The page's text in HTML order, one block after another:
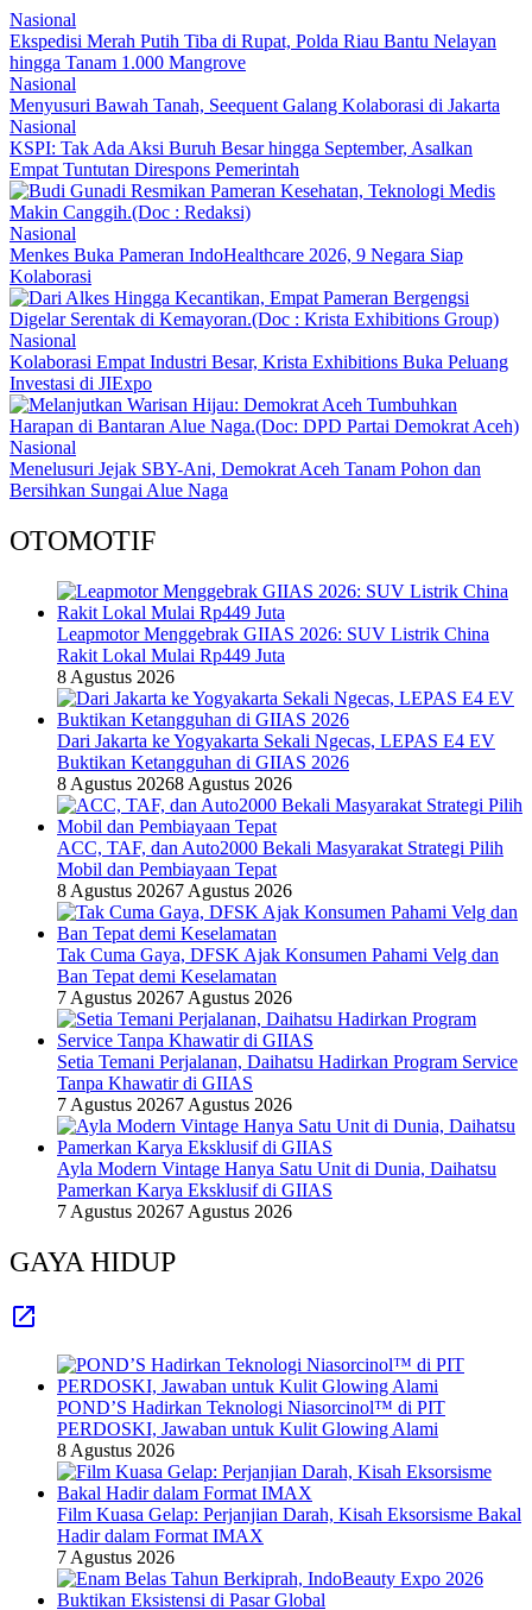
Nasional
Ekspedisi Merah Putih Tiba di Rupat, Polda Riau Bantu Nelayan
hingga Tanam 1.000 Mangrove
Nasional
Menyusuri Bawah Tanah, Seequent Galang Kolaborasi di Jakarta
Nasional
KSPI: Tak Ada Aksi Buruh Besar hingga September, Asalkan
Empat Tuntutan Direspons Pemerintah
Nasional
Menkes Buka Pameran IndoHealthcare 2026, 9 Negara Siap
Kolaborasi
Nasional
Kolaborasi Empat Industri Besar, Krista Exhibitions Buka Peluang
Investasi di JIExpo
Nasional
Menelusuri Jejak SBY-Ani, Demokrat Aceh Tanam Pohon dan
Bersihkan Sungai Alue Naga
OTOMOTIF
Leapmotor Menggebrak GIIAS 2026: SUV Listrik China
Rakit Lokal Mulai Rp449 Juta
8 Agustus 2026
Dari Jakarta ke Yogyakarta Sekali Ngecas, LEPAS E4 EV
Buktikan Ketangguhan di GIIAS 2026
8 Agustus 20268 Agustus 2026
ACC, TAF, dan Auto2000 Bekali Masyarakat Strategi Pilih
Mobil dan Pembiayaan Tepat
8 Agustus 20267 Agustus 2026
Tak Cuma Gaya, DFSK Ajak Konsumen Pahami Velg dan
Ban Tepat demi Keselamatan
7 Agustus 20267 Agustus 2026
Setia Temani Perjalanan, Daihatsu Hadirkan Program Service
Tanpa Khawatir di GIIAS
7 Agustus 20267 Agustus 2026
Ayla Modern Vintage Hanya Satu Unit di Dunia, Daihatsu
Pamerkan Karya Eksklusif di GIIAS
7 Agustus 20267 Agustus 2026
GAYA HIDUP
POND’S Hadirkan Teknologi Niasorcinol™ di PIT
PERDOSKI, Jawaban untuk Kulit Glowing Alami
8 Agustus 2026
Film Kuasa Gelap: Perjanjian Darah, Kisah Eksorsisme Bakal
Hadir dalam Format IMAX
7 Agustus 2026